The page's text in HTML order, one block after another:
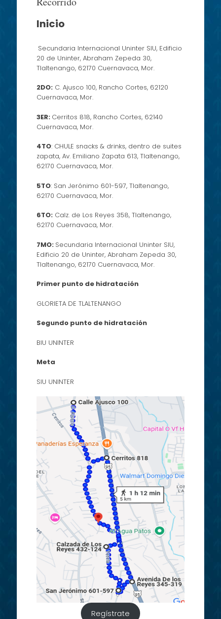
content
Inicio
Secundaria Internacional Uninter SIU, Edificio
20 de Uninter, Abraham Zepeda 30,
Tlaltenango, 62170 Cuernavaca, Mor.
2DO:C. Ajusco 100, Rancho Cortes, 62120
Cuernavaca, Mor.
3ER: Cerritos 818, Rancho Cortes, 62140
Cuernavaca, Mor.
4TO: CHULE snacks & drinks, dentro de suites
zapata, Av. Emiliano Zapata 613, Tlaltenango,
62170 Cuernavaca, Mor.
5TO: San Jerónimo 601-597, Tlaltenango,
62170 Cuernavaca, Mor.
6TO:Calz. de Los Reyes 358, Tlaltenango,
62170 Cuernavaca, Mor.
7MO: Secundaria Internacional Uninter SIU,
Edificio 20 de Uninter, Abraham Zepeda 30,
Tlaltenango, 62170 Cuernavaca, Mor.
Primer punto de hidratación
GLORIETA DE TLALTENANGO
Segundo punto de hidratación
BIU UNINTER
Meta
SIU UNINTER
Regístrate